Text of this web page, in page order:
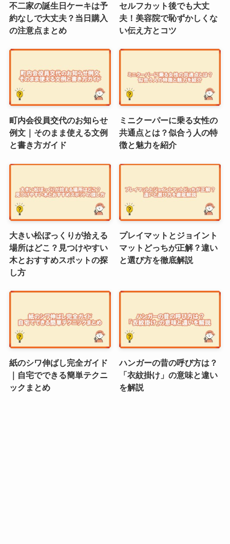
不二家の誕生日ケーキは予
約なしで大丈夫？当日購入
の注意点まとめ
セルフカット後でも大丈
夫！美容院で恥ずかしくな
い伝え方とコツ
町内会役員交代のお知らせ
例文｜そのまま使える文例
と書き方ガイド
ミニクーパーに乗る女性の
共通点とは？似合う人の特
徴と魅力を紹介
大きい松ぼっくりが拾える
場所はどこ？見つけやすい
木とおすすめスポットの探
し方
プレイマットとジョイント
マットどっちが正解？違い
と選び方を徹底解説
紙のシワ伸ばし完全ガイド
｜自宅でできる簡単テクニ
ックまとめ
ハンガーの昔の呼び方は？
「衣紋掛け」の意味と違い
を解説